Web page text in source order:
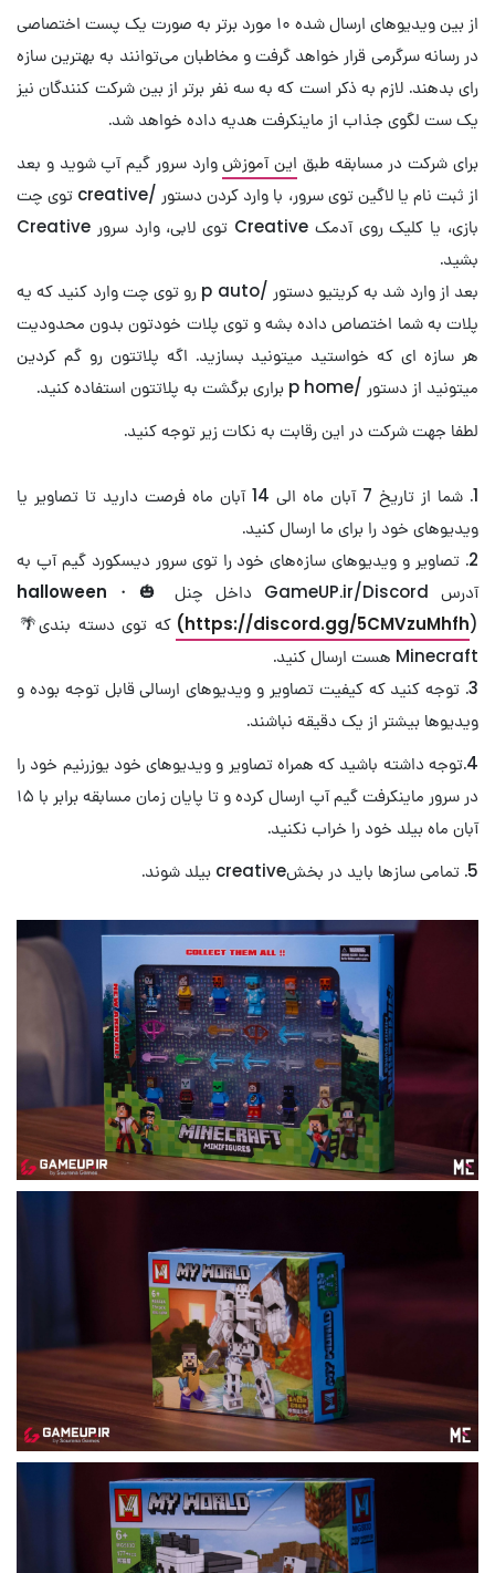
از بین ویدیوهای ارسال شده ۱۰ مورد برتر به صورت یک پست اختصاصی
در رسانه سرگرمی قرار خواهد گرفت و مخاطبان می‌توانند به بهترین سازه
رای بدهند. لازم به ذکر است که به سه نفر برتر از بین شرکت کنندگان نیز
یک ست لگوی جذاب از ماینکرفت هدیه داده خواهد شد.
برای شرکت در مسابقه طبق این آموزشوارد سرور گیم آپ شوید و بعد
از ثبت نام یا لاگین توی سرور، با وارد کردن دستور /creative توی چت
بازی، یا کلیک روی آدمک Creative توی لابی، وارد سرور Creative
بشید.
بعد از وارد شد به کریتیو دستور /p auto رو توی چت وارد کنید که یه
پلات به شما اختصاص داده بشه و توی پلات خودتون بدون محدودیت
هر سازه ای که خواستید میتونید بسازید. اگه پلاتتون رو گم کردین
میتونید از دستور /p home براری برگشت به پلاتتون استفاده کنید.
لطفا جهت شرکت در این رقابت به نکات زیر توجه کنید.
1. شما از تاریخ 7 آبان ماه الی 14 آبان ماه فرصت دارید تا تصاویر یا
ویدیوهای خود را برای ما ارسال کنید.
2. تصاویر و ویدیوهای سازه‌های خود را توی سرور دیسکورد گیم آپ به
آدرس GameUP.ir/Discord داخل چنل 🎃・
halloween
(https://discord.gg/5CMVzuMhfh ) که توی دسته بندی🌴
Minecraft هست ارسال کنید.
3. توجه کنید که کیفیت تصاویر و ویدیوهای ارسالی قابل توجه بوده و
ویدیوها بیشتر از یک دقیقه نباشند.
4.توجه داشته باشید که همراه تصاویر و ویدیوهای خود یوزرنیم خود را
در سرور ماینکرفت گیم‌ آپ ارسال کرده و تا پایان زمان مسابقه برابر با ۱۵
آبان ماه بیلد خود را خراب نکنید.
5. تمامی سازها باید در بخشcreative بیلد شوند.